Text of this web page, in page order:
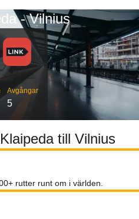
- Vilnius
Avgångar
5
till Vilnius
rutter runt om i världen.